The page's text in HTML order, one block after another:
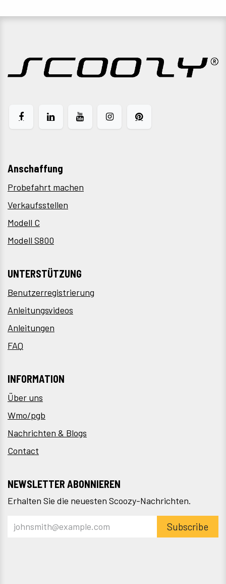
Anschaffung
Probefahrt machen
Verkaufsstellen
Modell C
Modell S800
UNTERSTÜTZUNG
Benutzerregistrierung
Anleitungsvideos
Anleitungen
FAQ
INFORMATION
Über uns
Wmo/pgb
Nachrichten & Blogs
Contact
NEWSLETTER ABONNIEREN
Erhalten Sie die neuesten Scoozy-Nachrichten.
Subscribe